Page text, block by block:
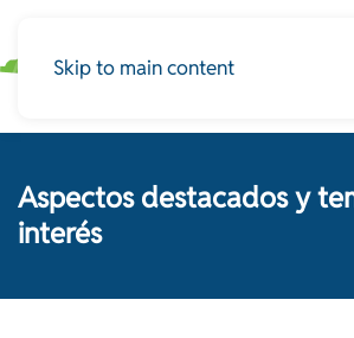
Skip to main content
Aspectos destacados y
interés